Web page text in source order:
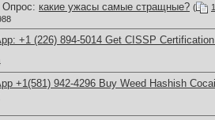
какие ужасы самые стращные? (
1
+1 (226) 894-5014​ Get CISSP
+1(581) 942-4296 Buy Weed Hashish